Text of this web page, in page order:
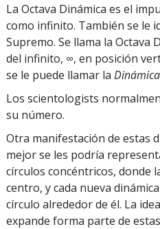
La Octava Dinámica es el
como infinito. También se le
Supremo. Se llama la Octava
del infinito, ∞, en posición
se le puede llamar la
Los scientologists
su número.
Otra manifestación de estas
mejor se les podría
círculos concéntricos, donde
centro, y cada nueva
círculo alrededor de él. La
expande forma parte de